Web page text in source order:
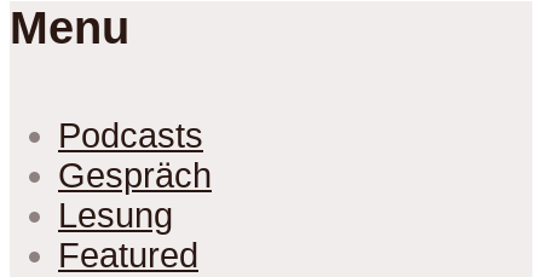
Menu
Podcasts
Gespräch
Lesung
Featured